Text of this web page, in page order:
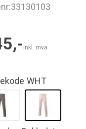
33130103
Inkl. mva
WHT